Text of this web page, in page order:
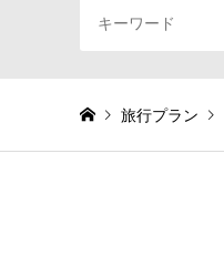
旅行プラン